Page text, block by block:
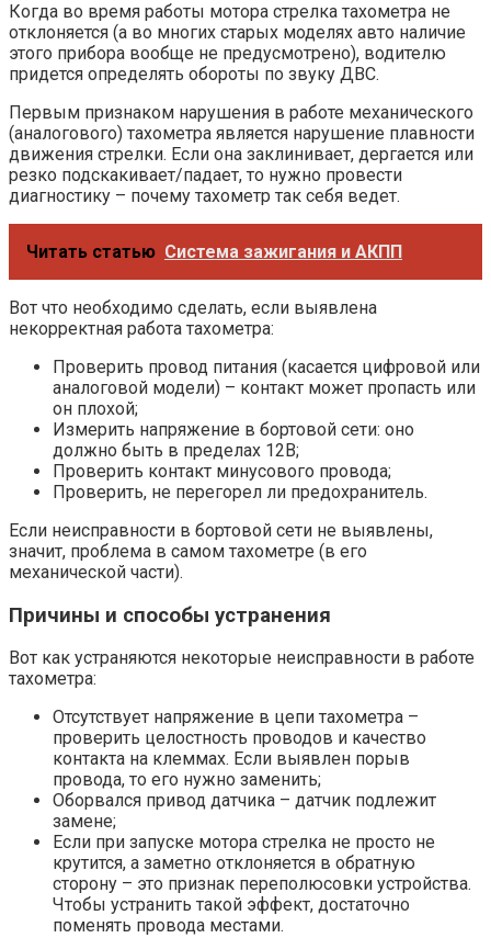
Когда во время работы мотора стрелка тахометра не
отклоняется (а во многих старых моделях авто наличие
этого прибора вообще не предусмотрено), водителю
придется определять обороты по звуку ДВС.
Первым признаком нарушения в работе механического
(аналогового) тахометра является нарушение плавности
движения стрелки. Если она заклинивает, дергается или
резко подскакивает/падает, то нужно провести
диагностику – почему тахометр так себя ведет.
Читать статью Система зажигания и АКПП
Вот что необходимо сделать, если выявлена
некорректная работа тахометра:
Проверить провод питания (касается цифровой или
аналоговой модели) – контакт может пропасть или
он плохой;
Измерить напряжение в бортовой сети: оно
должно быть в пределах 12В;
Проверить контакт минусового провода;
Проверить, не перегорел ли предохранитель.
Если неисправности в бортовой сети не выявлены,
значит, проблема в самом тахометре (в его
механической части).
Причины и способы устранения
Вот как устраняются некоторые неисправности в работе
тахометра:
Отсутствует напряжение в цепи тахометра –
проверить целостность проводов и качество
контакта на клеммах. Если выявлен порыв
провода, то его нужно заменить;
Оборвался привод датчика – датчик подлежит
замене;
Если при запуске мотора стрелка не просто не
крутится, а заметно отклоняется в обратную
сторону – это признак переполюсовки устройства.
Чтобы устранить такой эффект, достаточно
поменять провода местами.